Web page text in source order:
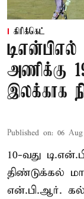
கிரிக்கெட்
அணிக்கு
இலக்காக
Published on: 06
10-வது
திண்டுக்கல்
என்.பி.ஆர்.